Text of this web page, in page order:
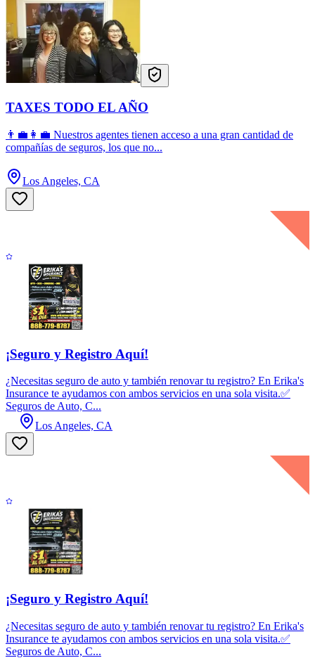
TAXES TODO EL AÑO
👨‍💼👩‍💼 Nuestros agentes tienen acceso a una gran cantidad de
compañías de seguros, los que no...
Los Angeles, CA
¡Seguro y Registro Aquí!
¿Necesitas seguro de auto y también renovar tu registro? En Erika's
Insurance te ayudamos con ambos servicios en una sola visita.✅
Seguros de Auto, C...
Los Angeles, CA
¡Seguro y Registro Aquí!
¿Necesitas seguro de auto y también renovar tu registro? En Erika's
Insurance te ayudamos con ambos servicios en una sola visita.✅
Seguros de Auto, C...